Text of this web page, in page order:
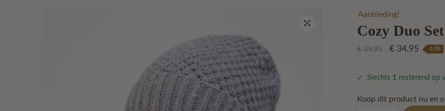
Aanbieding!
Cozy Duo
€39,95
was:
€34,95
is:
-13%
Slechts 1 resterend op
Koop dit product nu en